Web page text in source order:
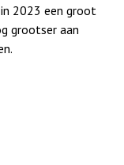
2023 een groot
grootser aan